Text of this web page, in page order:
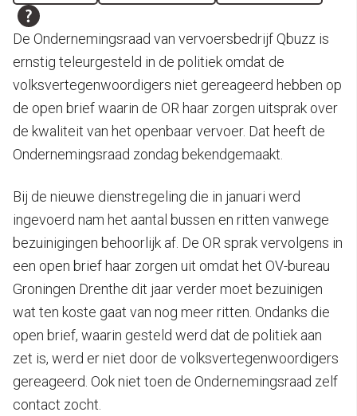
De Ondernemingsraad van vervoersbedrijf Qbuzz is
ernstig teleurgesteld in de politiek omdat de
volksvertegenwoordigers niet gereageerd hebben op
de open brief waarin de OR haar zorgen uitsprak over
de kwaliteit van het openbaar vervoer. Dat heeft de
Ondernemingsraad zondag bekendgemaakt.
Bij de nieuwe dienstregeling die in januari werd
ingevoerd nam het aantal bussen en ritten vanwege
bezuinigingen behoorlijk af. De OR sprak vervolgens in
een open brief haar zorgen uit omdat het OV-bureau
Groningen Drenthe dit jaar verder moet bezuinigen
wat ten koste gaat van nog meer ritten. Ondanks die
open brief, waarin gesteld werd dat de politiek aan
zet is, werd er niet door de volksvertegenwoordigers
gereageerd. Ook niet toen de Ondernemingsraad zelf
contact zocht.